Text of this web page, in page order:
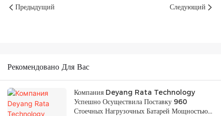
Предыдущий Следующий
Рекомендовано Для Вас
Компания Deyang Rata Technology
Успешно Осуществила Поставку 960
Стоечных Нагрузочных Батарей Мощностью